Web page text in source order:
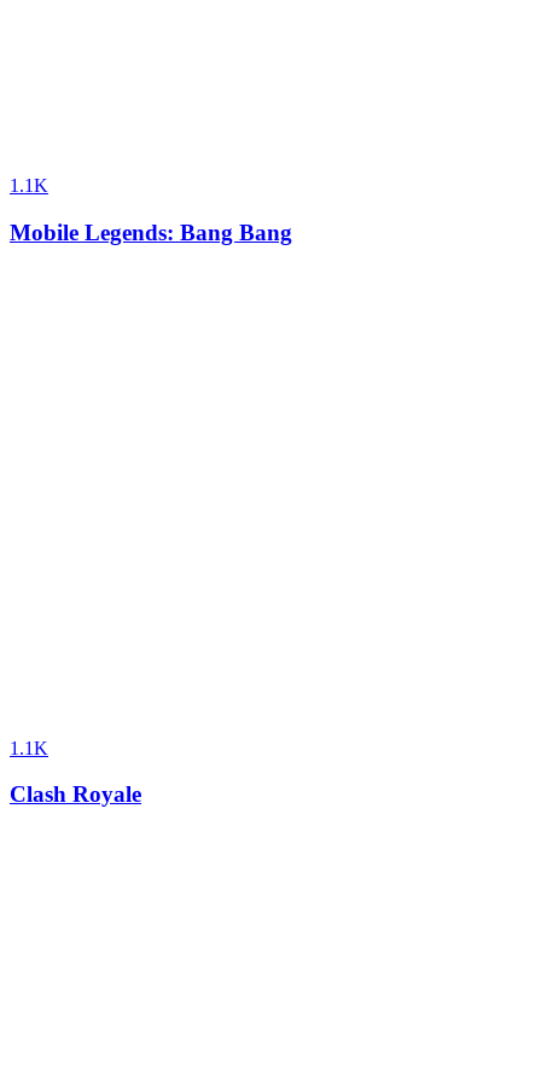
1.1K
Mobile Legends: Bang Bang
1.1K
Clash Royale